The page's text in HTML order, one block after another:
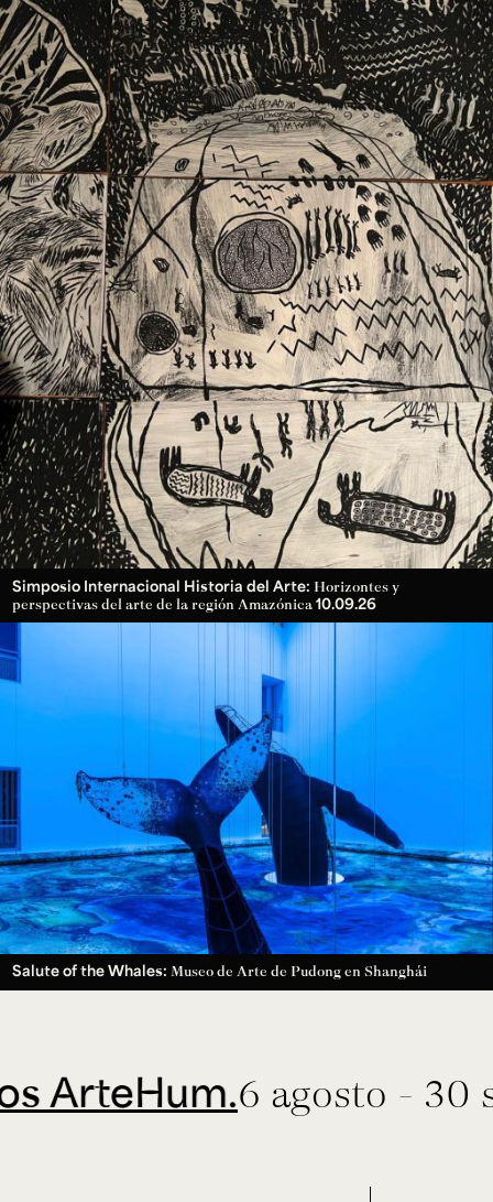
Configuración de cookies
Universidad de los Andes | Vigilada Mineducación.
Reconocimiento como universidad: Decreto 1297 del 30
de mayo de 1964. Reconocimiento de personería jurídica:
Resolución 28 del 23 de febrero de 1949, Minjusticia.
Acreditación institucional de alta calidad, 10 años:
Resolución 000194 del 16 de enero del 2025.
Ext. 2626
Posgrados
Ext. 4925
Educación
Continua
Ext. 4795
Simposio Internacional Historia del Arte: Horizontes y
perspectivas del arte de la región Amazónica 10.09.26
Salute of the Whales: Museo de Arte de Pudong en Shanghái
6 agosto - 30